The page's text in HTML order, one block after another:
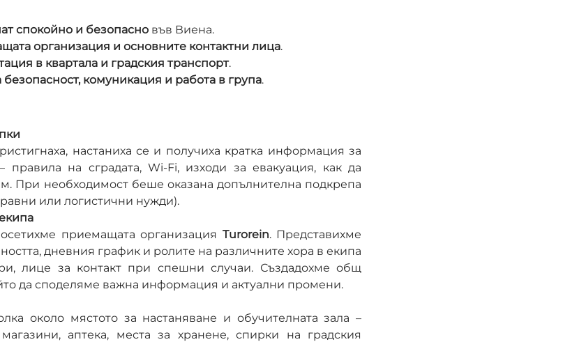
спокойно и безопасно във Виена.
организация и основните контактни лица.
в квартала и градския транспорт.
безопасност, комуникация и работа в група.
настаниха се и получиха кратка информация за
правила на сградата, Wi-Fi, изходи за евакуация, как да
При необходимост беше оказана допълнителна подкрепа
или логистични нужди).
приемащата организация Turorein. Представихме
дневния график и ролите на различните хора в екипа
да споделяме важна информация и актуални промени.
около мястото за настаняване и обучителната зала –
аптека, места за хранене, спирки на градския